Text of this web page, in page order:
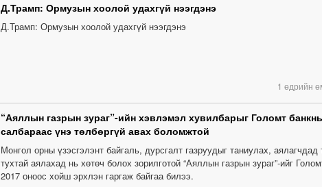
Д.Трамп: Ормузын хоолой удахгүй нээгдэнэ
Д.Трамп: Ормузын хоолой удахгүй нээгдэнэ
1 өдрийн
“Аяллын газрын зураг”-ийн хэвлэмэл хувилбарыг Голомт
салбараас үнэ төлбөргүй авах боломжтой
Монгол орны үзэсгэлэнт байгаль, дурсгалт газруудыг таниулах, аялагчдад
тухтай аялахад нь хөтөч болох зорилготой “Аяллын газрын зураг”-ийг
2017 оноос хойш эрхлэн гаргаж байгаа билээ.